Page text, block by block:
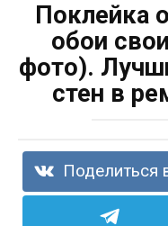
Поклейка
обои
фото).
стен в
Поделиться